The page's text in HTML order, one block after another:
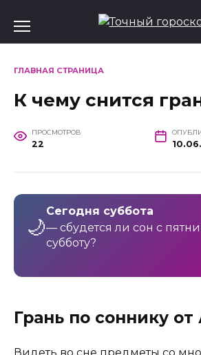
содержанию
ГЛАВНАЯ СТРАНИЦА
К чему снится
ПРОСМОТРОВ
22
🌙
Сегодня суббота
— сбудется ли сон с
субботу?
Грань по соннику от